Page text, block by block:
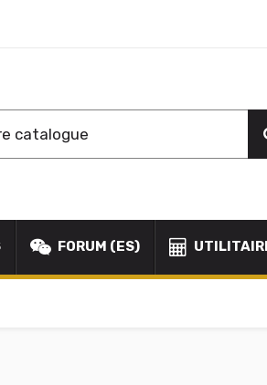
FORUM (ES)